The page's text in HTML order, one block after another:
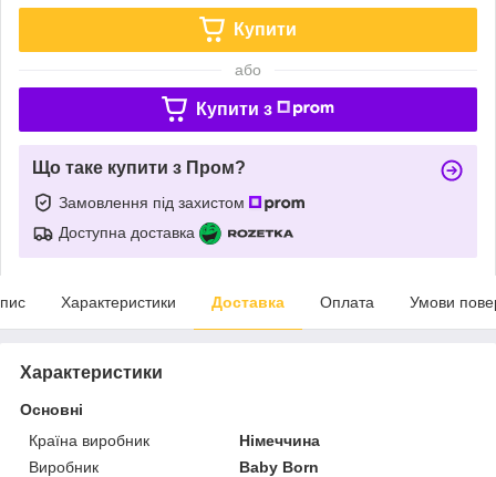
Купити
або
Купити з
Що таке купити з Пром?
Замовлення під захистом
Доступна доставка
Характеристики Доставка Оплата Умови
Характеристики
Основні
Країна виробник
Німеччина
Виробник
Baby Born